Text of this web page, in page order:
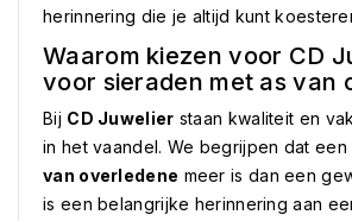
herinnering die je altijd kunt
Waarom kiezen voor CD
voor sieraden met as van
Bij CD Juwelier staan kwaliteit en
in het vaandel. We begrijpen dat een
van overledene meer is dan een
is een belangrijke herinnering aan